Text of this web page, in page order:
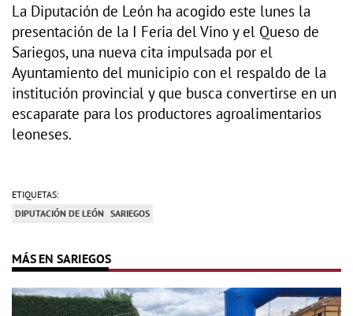
La Diputación de León ha acogido este lunes la
presentación de la I Feria del Vino y el Queso de
Sariegos, una nueva cita impulsada por el
Ayuntamiento del municipio con el respaldo de la
institución provincial y que busca convertirse en un
escaparate para los productores agroalimentarios
leoneses.
ETIQUETAS:
DIPUTACIÓN DE LEÓN SARIEGOS
MÁS EN SARIEGOS